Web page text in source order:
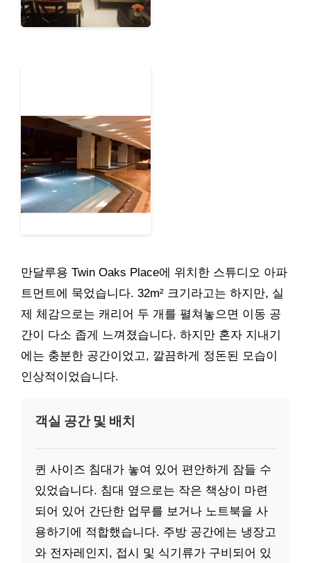
만달루용 Twin Oaks Place에 위치한 스튜디오 아파
트먼트에 묵었습니다. 32m² 크기라고는 하지만, 실
제 체감으로는 캐리어 두 개를 펼쳐놓으면 이동 공
간이 다소 좁게 느껴졌습니다. 하지만 혼자 지내기
에는 충분한 공간이었고, 깔끔하게 정돈된 모습이
인상적이었습니다.
객실 공간 및 배치
퀸 사이즈 침대가 놓여 있어 편안하게 잠들 수
있었습니다. 침대 옆으로는 작은 책상이 마련
되어 있어 간단한 업무를 보거나 노트북을 사
용하기에 적합했습니다. 주방 공간에는 냉장고
와 전자레인지, 접시 및 식기류가 구비되어 있